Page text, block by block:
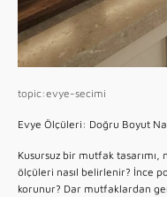
topic:evye-secimi
Evye Ölçüleri: Doğru Boyut
Kusursuz bir mutfak
ölçüleri nasıl belirlenir? İnce
korunur? Dar mutfaklardan